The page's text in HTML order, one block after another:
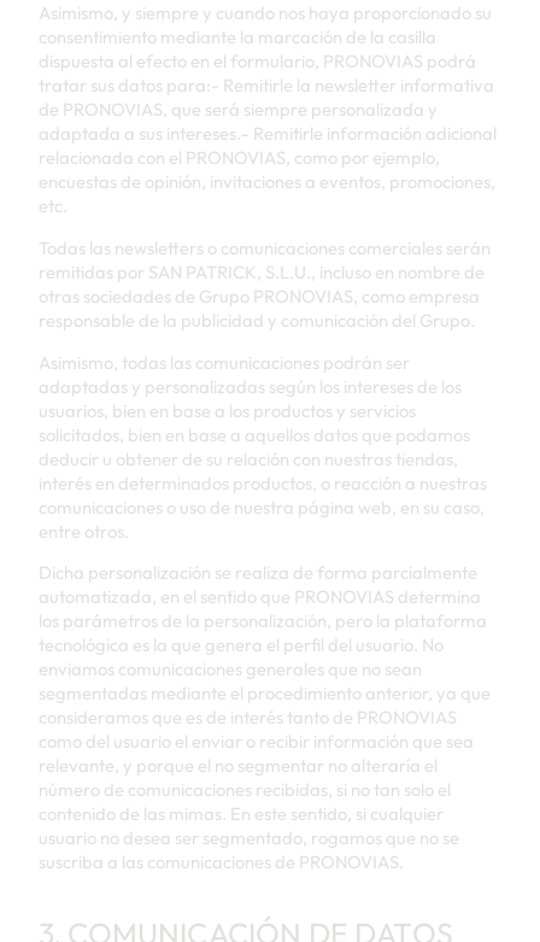
Asimismo, y siempre y cuando nos haya proporcionado su
consentimiento mediante la marcación de la casilla
dispuesta al efecto en el formulario, PRONOVIAS podrá
tratar sus datos para:- Remitirle la newsletter informativa
de PRONOVIAS, que será siempre personalizada y
adaptada a sus intereses.- Remitirle información adicional
relacionada con el PRONOVIAS, como por ejemplo,
encuestas de opinión, invitaciones a eventos, promociones,
etc.
Todas las newsletters o comunicaciones comerciales serán
remitidas por SAN PATRICK, S.L.U., incluso en nombre de
otras sociedades de Grupo PRONOVIAS, como empresa
responsable de la publicidad y comunicación del Grupo.
Asimismo, todas las comunicaciones podrán ser
adaptadas y personalizadas según los intereses de los
usuarios, bien en base a los productos y servicios
solicitados, bien en base a aquellos datos que podamos
deducir u obtener de su relación con nuestras tiendas,
interés en determinados productos, o reacción a nuestras
comunicaciones o uso de nuestra página web, en su caso,
entre otros.
Dicha personalización se realiza de forma parcialmente
automatizada, en el sentido que PRONOVIAS determina
los parámetros de la personalización, pero la plataforma
tecnológica es la que genera el perfil del usuario. No
enviamos comunicaciones generales que no sean
segmentadas mediante el procedimiento anterior, ya que
consideramos que es de interés tanto de PRONOVIAS
como del usuario el enviar o recibir información que sea
relevante, y porque el no segmentar no alteraría el
número de comunicaciones recibidas, si no tan solo el
contenido de las mimas. En este sentido, si cualquier
usuario no desea ser segmentado, rogamos que no se
suscriba a las comunicaciones de PRONOVIAS.
3. COMUNICACIÓN DE DATOS